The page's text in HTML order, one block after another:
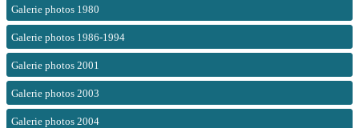
Galerie photos 1980
Galerie photos 1986-1994
Galerie photos 2001
Galerie photos 2003
Galerie photos 2004